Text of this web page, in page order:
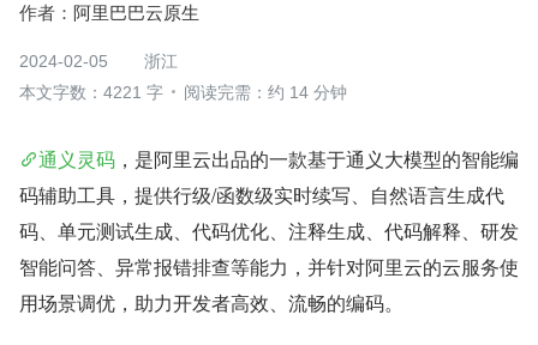
作者： 阿里巴巴云原生
2024-02-05
浙江
本文字数：4221 字
阅读完需：约 14 分钟
通义灵码 ，是阿里云出品的一款基于通义大模型的智能编
码辅助工具，提供行级/函数级实时续写、自然语言生成代
码、单元测试生成、代码优化、注释生成、代码解释、研发
智能问答、异常报错排查等能力，并针对阿里云的云服务使
用场景调优，助力开发者高效、流畅的编码。